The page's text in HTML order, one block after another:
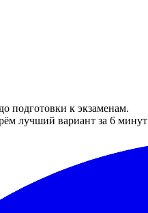
подготовки к экзаменам.
лучший вариант за 6 минут